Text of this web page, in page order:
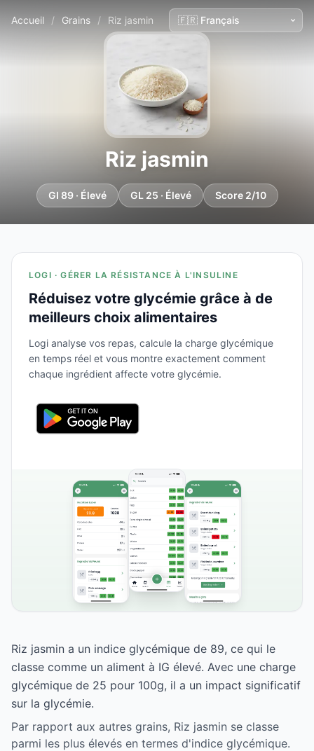
Accueil / Grains / Riz jasmin
Riz jasmin
GI 89 · Élevé GL 25 · Élevé Score 2/10
LOGI · GÉRER LA RÉSISTANCE À L'INSULINE
Réduisez votre glycémie grâce à de
meilleurs choix alimentaires
Logi analyse vos repas, calcule la charge glycémique
en temps réel et vous montre exactement comment
chaque ingrédient affecte votre glycémie.
Riz jasmin a un indice glycémique de 89, ce qui le
classe comme un aliment à IG élevé. Avec une charge
glycémique de 25 pour 100g, il a un impact significatif
sur la glycémie.
Par rapport aux autres grains, Riz jasmin se classe
parmi les plus élevés en termes d'indice glycémique.